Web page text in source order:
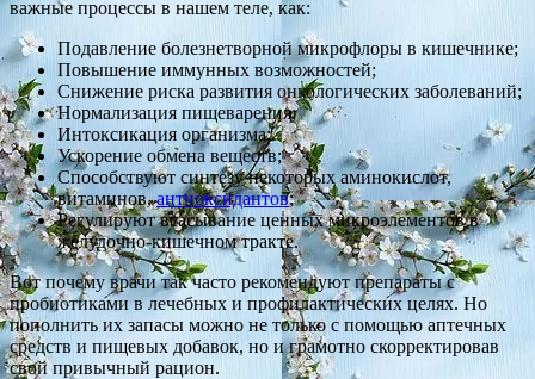
важные процессы в нашем теле, как:
Подавление болезнетворной микрофлоры в кишечнике;
Повышение иммунных возможностей;
Снижение риска развития онкологических заболеваний;
Нормализация пищеварения;
Интоксикация организма;
Ускорение обмена веществ;
Способствуют синтезу некоторых аминокислот,
витаминов,антиоксидантов;
Регулируют всасывание ценных микроэлементов в
желудочно-кишечном тракте.
Вот почему врачи так часто рекомендуют препараты с
пробиотиками в лечебных и профилактических целях. Но
пополнить их запасы можно не только с помощью аптечных
средств и пищевых добавок, но и грамотно скорректировав
свой привычный рацион.